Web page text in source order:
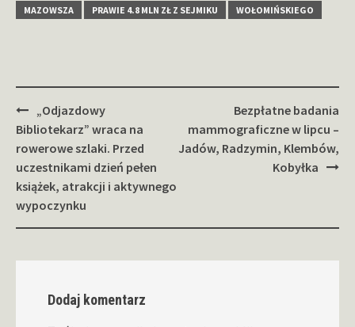
MAZOWSZA
PRAWIE 4.8 MLN ZŁ Z SEJMIKU WOŁOMIŃSKIEGO
Zobacz
wpisy
„Odjazdowy
Bibliotekarz” wraca na
rowerowe szlaki. Przed
uczestnikami dzień pełen
książek, atrakcji i aktywnego
wypoczynku
Bezpłatne badania
mammograficzne w lipcu –
Jadów, Radzymin, Klembów,
Kobyłka
Dodaj komentarz